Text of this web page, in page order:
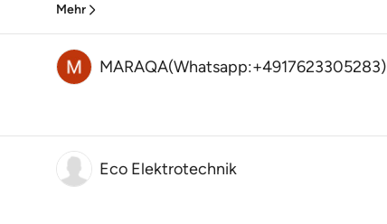
Mehr
MARAQA(Whatsapp:+4917623305283)
Eco Elektrotechnik